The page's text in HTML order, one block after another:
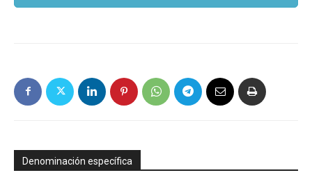
Denominación específica